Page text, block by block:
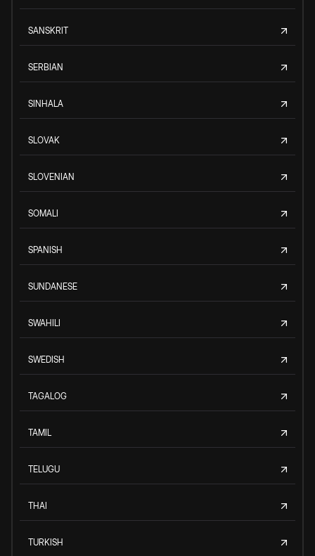
SANSKRIT
SERBIAN
SINHALA
SLOVAK
SLOVENIAN
SOMALI
SPANISH
SUNDANESE
SWAHILI
SWEDISH
TAGALOG
TAMIL
TELUGU
THAI
TURKISH